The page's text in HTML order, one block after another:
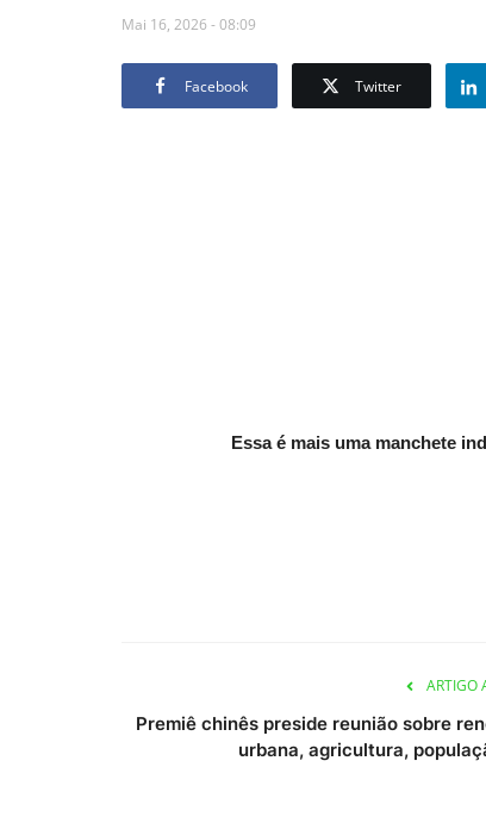
Mai 16, 2026 - 08:09
Facebook Twitter
Essa é mais uma manchete
ARTIGO
Premiê chinês preside reunião sobre
urbana, agricultura,